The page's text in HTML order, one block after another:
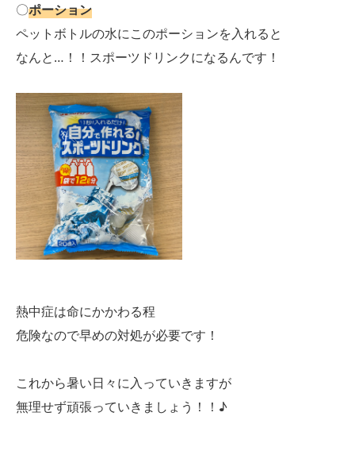
〇ポーション
ペットボトルの水にこのポーションを入れると
なんと…！！スポーツドリンクになるんです！
熱中症は命にかかわる程
危険なので早めの対処が必要です！
これから暑い日々に入っていきますが
無理せず頑張っていきましょう！！♪